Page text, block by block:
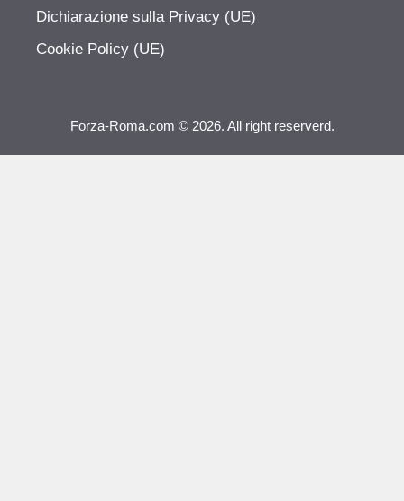
Dichiarazione sulla Privacy (UE)
Cookie Policy (UE)
Forza-Roma.com © 2026. All right reserverd.